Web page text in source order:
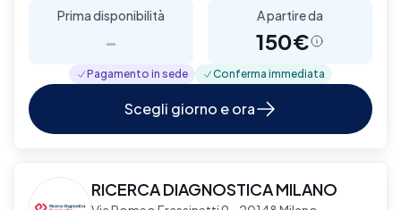
Prima disponibilità
-
A partire da
150€
Pagamento in sede Conferma immediata
Scegli giorno e ora
RICERCA DIAGNOSTICA MILANO